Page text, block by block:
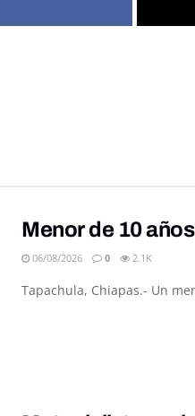
Menor de 10
06/08/2026 0 2.1K
Tapachula, Chiapas.- Un